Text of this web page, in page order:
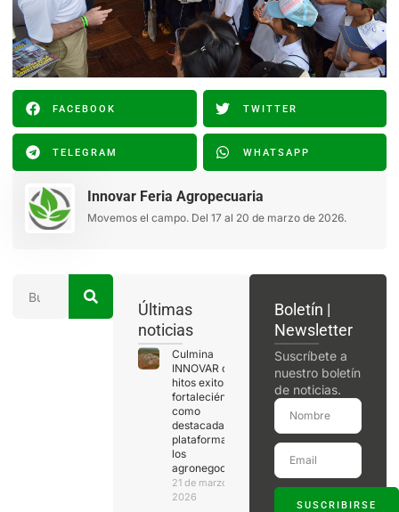
FACEBOOK TWITTER
TELEGRAM WHATSAPP
Innovar Feria Agropecuaria
Movemos el campo. Del 17 al 20 de marzo de 2026.
Últimas
noticias
Culmina
INNOVAR con
hitos exitosos,
fortaleciéndose
como
destacada
plataforma de
los
agronegocios
21 de marzo de
2026
Boletín |
Newsletter
Suscríbete a
nuestro boletín
de noticias.
SUSCRIBIRSE